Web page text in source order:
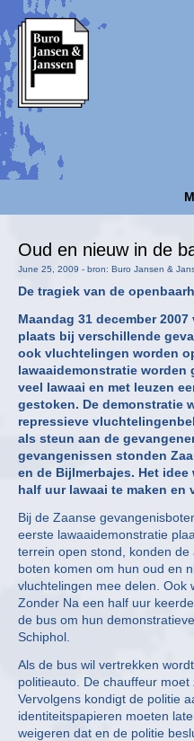
Oud en nieuw in de
June 25, 2009 - bron: Buro Jansen &
De tragiek van de
Maandag 31 december
plaats bij verschillende
ook vluchtelingen worden
lawaaidemonstratie
veel lawaai en met leuzen
gestoken. De demonstratie
repressieve
als steun aan de
gevangenissen stonden
en de Bijlmerbajes. Het
half uur lawaai te maken en
Bij de Zaanse
eerste lawaaidemonstratie
terrein open stond, konden
boten komen om hun oud en
vluchtelingen mee delen. Ook
Zonder Na een half uur
de bus om hun
Schiphol.
Als de bus wil vertrekken
politieauto. De chauffeur moet
Vervolgens kondigt de politie
identiteitspapieren moeten
weigeren dat en de politie